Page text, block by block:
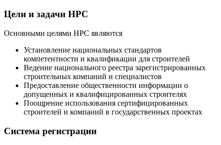
Цели и задачи НРС
Основными целями НРС являются
Установление национальных стандартов
компетентности и квалификации для строителей
Ведение национального реестра зарегистрированных
строительных компаний и специалистов
Предоставление общественности информации о
допущенных и квалифицированных строителях
Поощрение использования сертифицированных
строителей и компаний в государственных проектах
Система регистрации